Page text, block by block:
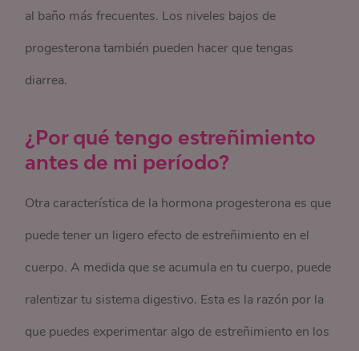
al baño más frecuentes. Los niveles bajos de
progesterona también pueden hacer que tengas
diarrea.
¿Por qué tengo estreñimiento
antes de mi período?
Otra característica de la hormona progesterona es que
puede tener un ligero efecto de estreñimiento en el
cuerpo. A medida que se acumula en tu cuerpo, puede
ralentizar tu sistema digestivo. Esta es la razón por la
que puedes experimentar algo de estreñimiento en los